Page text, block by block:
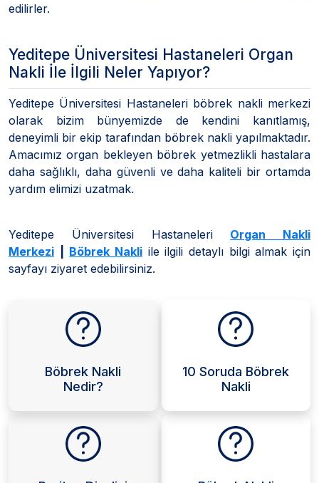
edilirler.
Yeditepe Üniversitesi Hastaneleri Organ
Nakli İle İlgili Neler Yapıyor?
Yeditepe Üniversitesi Hastaneleri böbrek nakli merkezi
olarak bizim bünyemizde de kendini kanıtlamış,
deneyimli bir ekip tarafından böbrek nakli yapılmaktadır.
Amacımız organ bekleyen böbrek yetmezlikli hastalara
daha sağlıklı, daha güvenli ve daha kaliteli bir ortamda
yardım elimizi uzatmak.
Yeditepe Üniversitesi Hastaneleri Organ Nakli
Merkezi
Böbrek Nakli ile ilgili detaylı bilgi almak için
sayfayı ziyaret edebilirsiniz.
Böbrek Nakli
Nedir?
10 Soruda Böbrek
Nakli